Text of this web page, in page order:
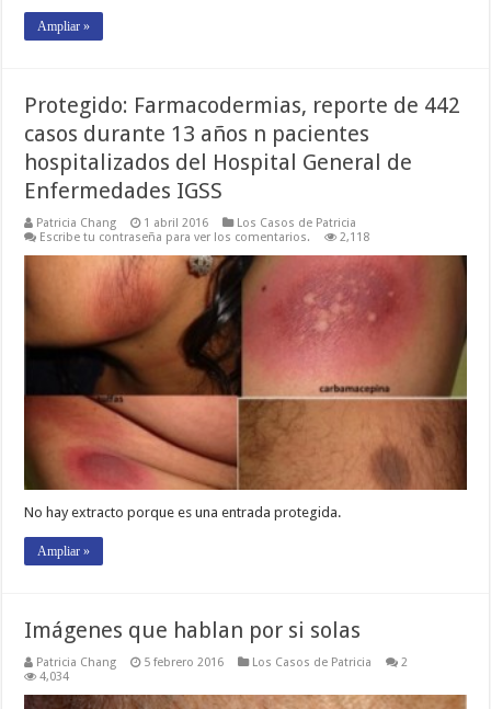
Ampliar »
Protegido: Farmacodermias, reporte de 442
casos durante 13 años n pacientes
hospitalizados del Hospital General de
Enfermedades IGSS
Patricia Chang 1 abril 2016
Los Casos de Patricia
Escribe tu contraseña para ver los comentarios.
2,118
No hay extracto porque es una entrada protegida.
Ampliar »
Imágenes que hablan por si solas
Patricia Chang 5 febrero 2016 Los Casos de Patricia
2
4,034